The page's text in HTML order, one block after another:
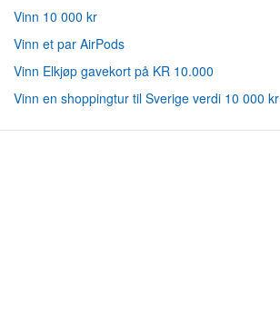
Vinn 10 000 kr
Vinn et par AirPods
Vinn Elkjøp gavekort på KR 10.000
Vinn en shoppingtur til Sverige verdi 10 000 kr